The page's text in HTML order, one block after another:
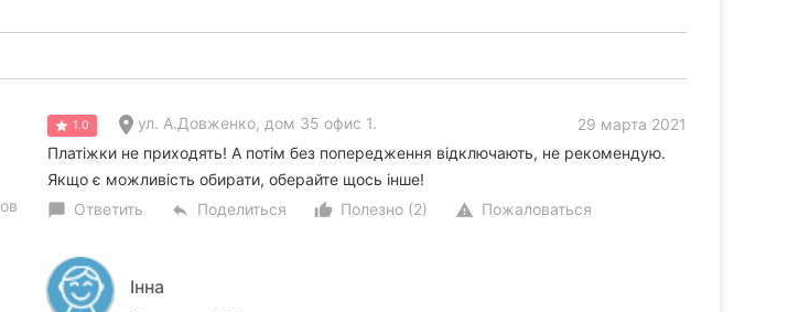
1.0 ул. А.Довженко, дом 35 офис 1.
29 марта 2021
Платіжки не приходять! А потім без попередження відключають, не рекомендую.
Якщо є можливість обирати, оберайте щось інше!
chat_bubble Ответить reply Поделиться thumb_up_alt
Полезно (2) warning Пожаловаться
Інна